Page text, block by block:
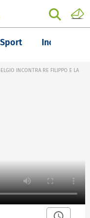
Sport Inchieste
INCONTRA RE FILIPPO E LA